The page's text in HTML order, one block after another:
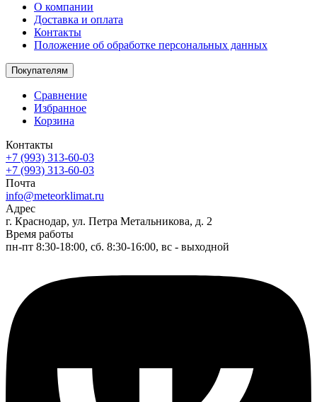
О компании
Доставка и оплата
Контакты
Положение об обработке персональных данных
Покупателям
Сравнение
Избранное
Корзина
Контакты
+7 (993) 313-60-03
+7 (993) 313-60-03
Почта
info@meteorklimat.ru
Адрес
г. Краснодар, ул. Петра Метальникова, д. 2
Время работы
пн-пт 8:30-18:00, сб. 8:30-16:00, вс - выходной